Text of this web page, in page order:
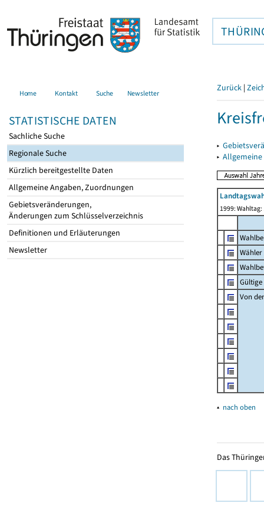
Home Kontakt Suche Newsletter
STATISTISCHE DATEN
Sachliche Suche
Regionale Suche
Kürzlich bereitgestellte Daten
Allgemeine Angaben, Zuordnungen
Gebietsveränderungen,
Änderungen zum Schlüsselverzeichnis
Definitionen und Erläuterungen
Newsletter
Zurück |
▸
▸
1999:
Wähler
Von
▴ nach oben
Das